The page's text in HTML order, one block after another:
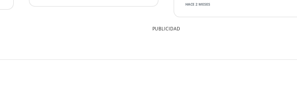
HACE 2 MESES